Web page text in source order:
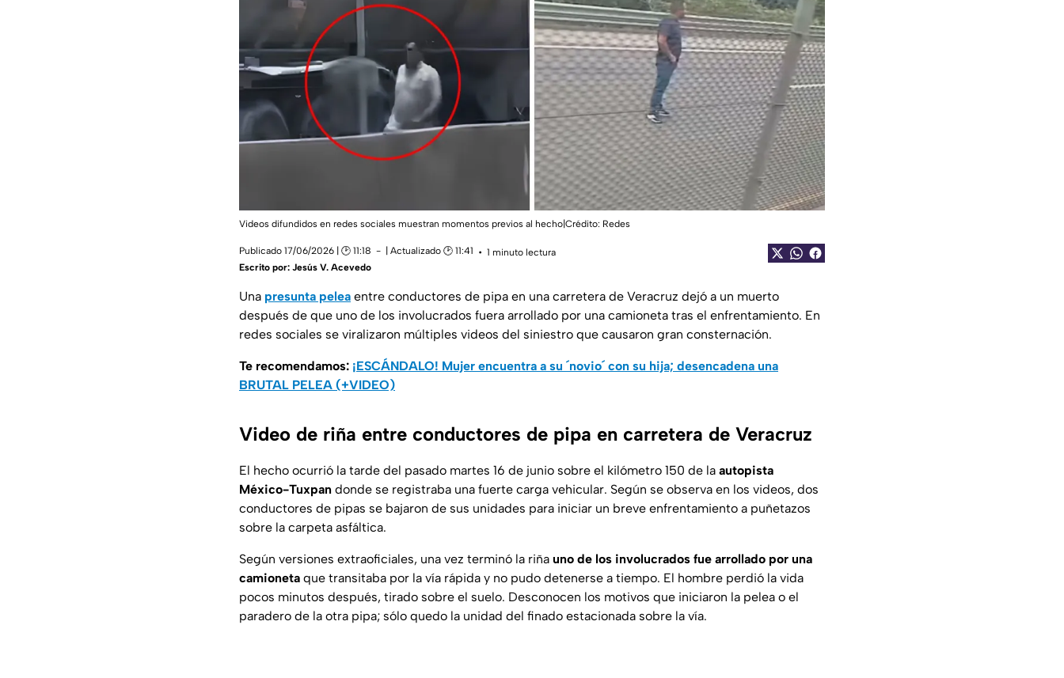
Videos difundidos en redes sociales muestran momentos previos al hecho|Crédito: Redes
Publicado 17/06/2026 | 🕑 11:18 | Actualizado 🕑 11:41
1 minuto lectura
Escrito por: Jesús V. Acevedo
Una presunta pelea entre conductores de pipa en una carretera de Veracruz dejó a un muerto
después de que uno de los involucrados fuera arrollado por una camioneta tras el enfrentamiento. En
redes sociales se viralizaron múltiples videos del siniestro que causaron gran consternación.
Te recomendamos: ¡ESCÁNDALO! Mujer encuentra a su ´novio´ con su hija; desencadena una
BRUTAL PELEA (+VIDEO)
Video de riña entre conductores de pipa en carretera de Veracruz
El hecho ocurrió la tarde del pasado martes 16 de junio sobre el kilómetro 150 de la autopista
México-Tuxpan donde se registraba una fuerte carga vehicular. Según se observa en los videos, dos
conductores de pipas se bajaron de sus unidades para iniciar un breve enfrentamiento a puñetazos
sobre la carpeta asfáltica.
Según versiones extraoficiales, una vez terminó la riña uno de los involucrados fue arrollado por una
camioneta que transitaba por la vía rápida y no pudo detenerse a tiempo. El hombre perdió la vida
pocos minutos después, tirado sobre el suelo. Desconocen los motivos que iniciaron la pelea o el
paradero de la otra pipa; sólo quedo la unidad del finado estacionada sobre la vía.